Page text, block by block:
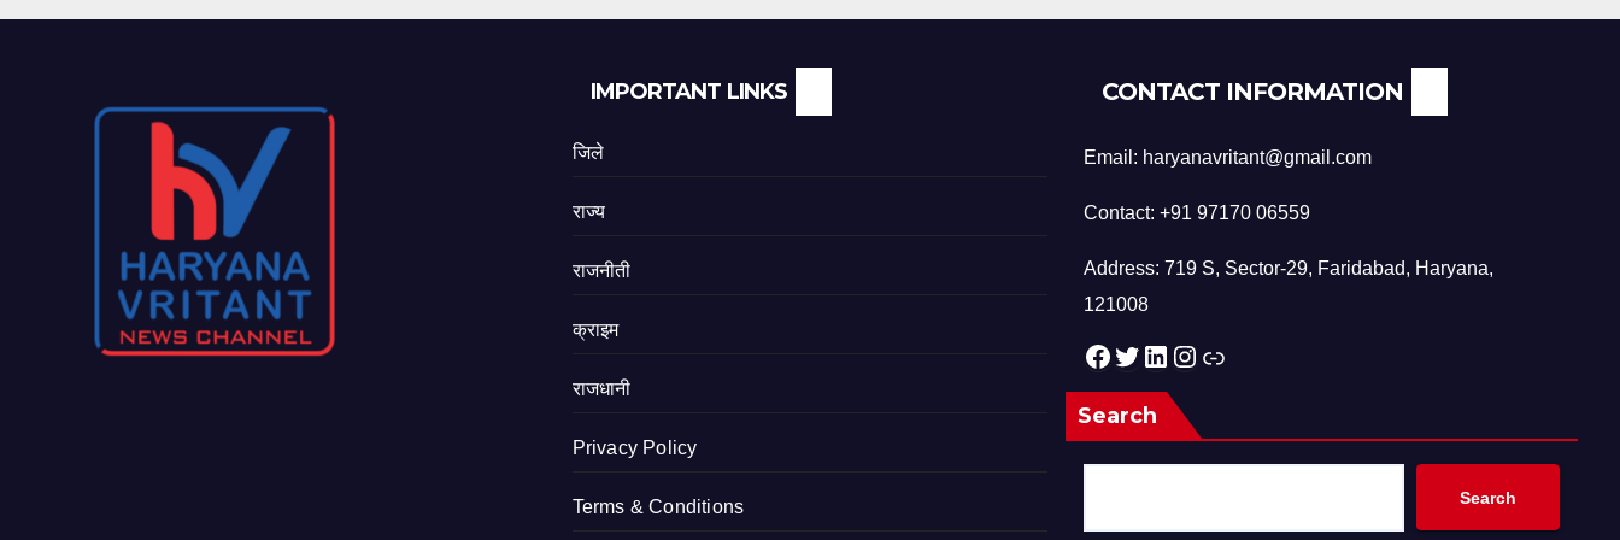
IMPORTANT LINKS
जिले
राज्य
राजनीती
क्राइम
राजधानी
Privacy Policy
Terms & Conditions
CONTACT INFORMATION
Email: haryanavritant@gmail.com
Contact: +91 97170 06559
Address: 719 S, Sector-29, Faridabad, Haryana,
121008
Facebook Twitter LinkedIn Instagram Link
Search
Search